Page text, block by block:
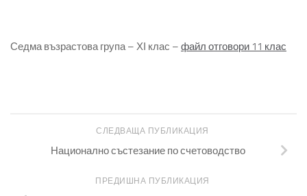
Седма възрастова група – ХІ клас – файл отговори 11 клас
СЛЕДВАЩА ПУБЛИКАЦИЯ
Национално състезание по счетоводство
ПРЕДИШНА ПУБЛИКАЦИЯ